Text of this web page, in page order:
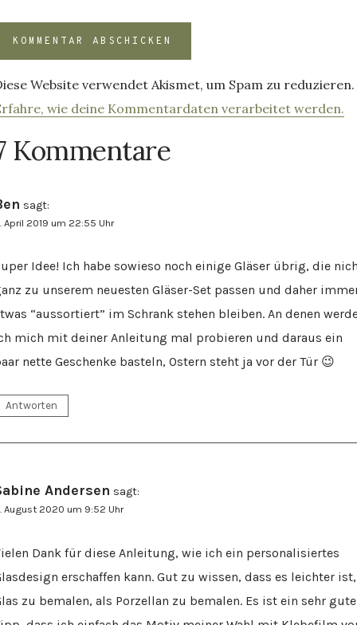
Website verwendet Akismet, um Spam zu reduzieren.
wie deine Kommentardaten verarbeitet werden.
Kommentare
sagt:
April 2019 um 22:55 Uhr
Idee! Ich habe sowieso noch einige Gläser übrig, die
zu unserem neuesten Gläser-Set passen und daher
“aussortiert” im Schrank stehen bleiben. An denen
mich mit deiner Anleitung mal probieren und daraus ein
nette Geschenke basteln, Ostern steht ja vor der Tür 😉
Antworten
Andersen sagt:
August 2020 um 9:52 Uhr
Dank für diese Anleitung, wie ich ein personalisiertes
erschaffen kann. Gut zu wissen, dass es leichter ist,
zu bemalen, als Porzellan zu bemalen. Es ist ein sehr